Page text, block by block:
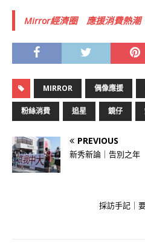
Mirror經濟圈 應援消費熱潮
MIRROR 偶像應援
粉絲消費 追星 鏡仔
PREVIOUS
新秀新論｜告別之年
採訪手記｜